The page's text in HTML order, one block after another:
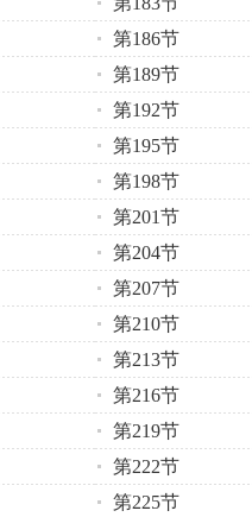
第186节
第189节
第192节
第195节
第198节
第201节
第204节
第207节
第210节
第213节
第216节
第219节
第222节
第225节